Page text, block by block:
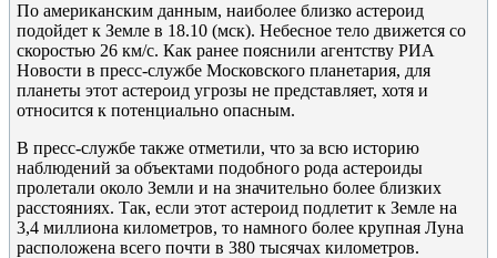
По американским данным, наиболее близко астероид
подойдет к Земле в 18.10 (мск). Небесное тело движется со
скоростью 26 км/c. Как ранее пояснили агентству РИА
Новости в пресс-службе Московского планетария, для
планеты этот астероид угрозы не представляет, хотя и
относится к потенциально опасным.
В пресс-службе также отметили, что за всю историю
наблюдений за объектами подобного рода астероиды
пролетали около Земли и на значительно более близких
расстояниях. Так, если этот астероид подлетит к Земле на
3,4 миллиона километров, то намного более крупная Луна
расположена всего почти в 380 тысячах километров.